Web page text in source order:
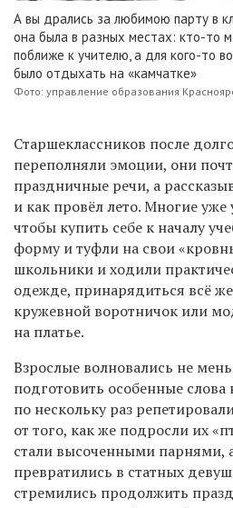
А вы дрались за любимою парту в
она была в разных местах: кто-то
поближе к учителю, а для кого-то
было отдыхать на «камчатке»
Фото: управление образования
Старшеклассников после
переполняли эмоции, они
праздничные речи, а
и как провёл лето. Многие уже
чтобы купить себе к началу
форму и туфли на свои
школьники и ходили
одежде, принарядиться всё
кружевной воротничок или
на платье.
Взрослые волновались не
подготовить особенные слова
по нескольку раз
от того, как же подросли их
стали высоченными парнями,
превратились в статных
стремились продолжить